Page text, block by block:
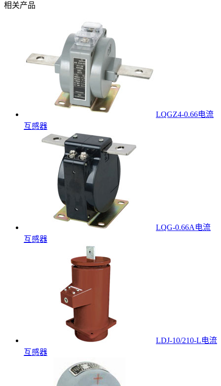
相关产品
LQGZ4-0.66电流
互感器
LQG-0.66A电流
互感器
LDJ-10/210-L电流
互感器